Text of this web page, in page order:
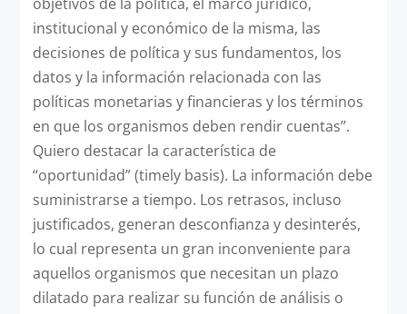
institucional y económico de la misma, las
decisiones de política y sus fundamentos, los
datos y la información relacionada con las
políticas monetarias y financieras y los términos
en que los organismos deben rendir cuentas”.
Quiero destacar la característica de
“oportunidad” (timely basis). La información debe
suministrarse a tiempo. Los retrasos, incluso
justificados, generan desconfianza y desinterés,
lo cual representa un gran inconveniente para
aquellos organismos que necesitan un plazo
dilatado para realizar su función de análisis o